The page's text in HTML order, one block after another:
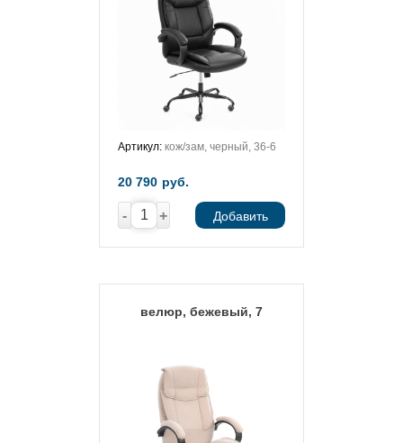
Артикул: кож/зам, черный, 36-6
20 790 руб.
- + Добавить
велюр, бежевый, 7